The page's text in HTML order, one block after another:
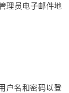
理员电子邮件地
户名和密码以登